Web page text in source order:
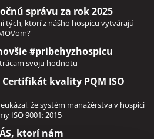
správu za rok 2025
tých, ktorí z nášho hospicu vytvárajú
#pribehyzhospicu
svoju hodnotu
kvality PQM ISO
že systém manažérstva v hospici
ISO 9001: 2015
ktorí nám